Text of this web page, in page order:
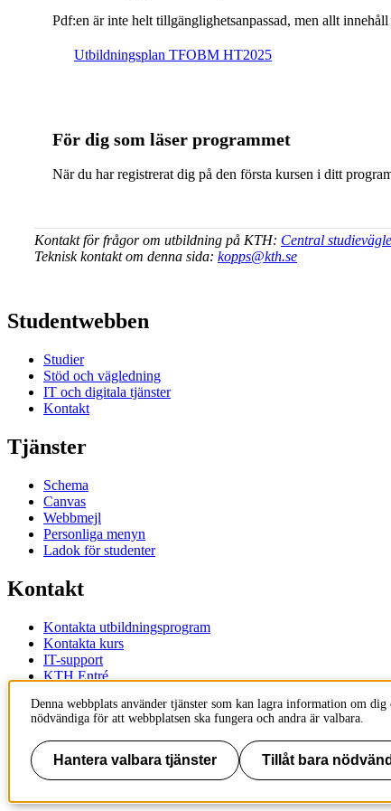
Pdf:en är inte helt till­gäng­lig­hets­an­pas­sad, men allt
Ut­bild­nings­plan TFOBM HT2025
För dig som läser programmet
När du har registrerat dig på den första kursen i ditt
Kontakt för frågor om utbildning på KTH: Central
Teknisk kontakt om denna sida: kopps@kth.se
Studentwebben
Studier
Stöd och vägledning
IT och digitala tjänster
Kontakt
Tjänster
Schema
Canvas
Webbmejl
Personliga menyn
Ladok för studenter
Kontakt
Kontakta utbildningsprogram
Kontakta kurs
IT-support
KTH Entré
KTH
100 44 Stockholm
+46 8 790 60 00
info@kth.se
Denna webbplats använder tjänster som kan lagra information om
nödvändiga för att webbplatsen ska fungera och andra är valbara.
Hantera valbara tjänster Tillåt bara